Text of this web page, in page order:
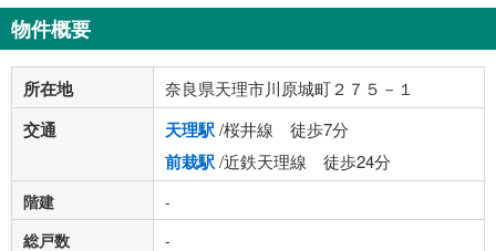
物件概要
所在地 奈良県天理市川原城町２７５－１
交通 天理駅/桜井線 徒歩7分
前栽駅/近鉄天理線 徒歩24分
階建
-
総戸数
-